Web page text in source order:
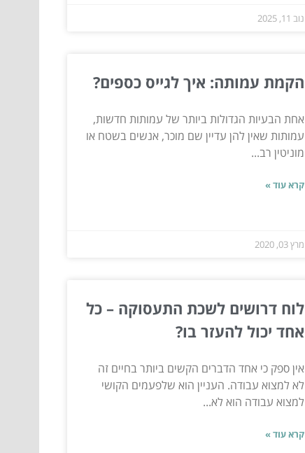
נוב 11, 2025
הקמת עמותה: איך לגייס כספים?
אחת הבעיות הגדולות ביותר של עמותות חדשות,
עמותות שאין להן עדיין שם מוכר, אנשים בשטח או
מוניטין רב...
קרא עוד »
מרץ 03, 2020
לוח דרושים לשכת התעסוקה – כל
אחד יכול להעזר בו?
אין ספק כי אחד הדברים הקשים ביותר בחיים זה
לא למצוא עבודה. העניין הוא שלפעמים הקושי
למצוא עבודה הוא לא...
קרא עוד »